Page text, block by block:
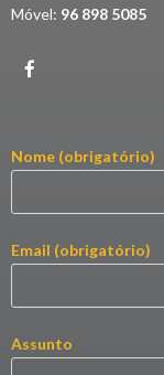
Móvel: 96 898 5085
Nome (obrigatório)
Email (obrigatório)
Assunto